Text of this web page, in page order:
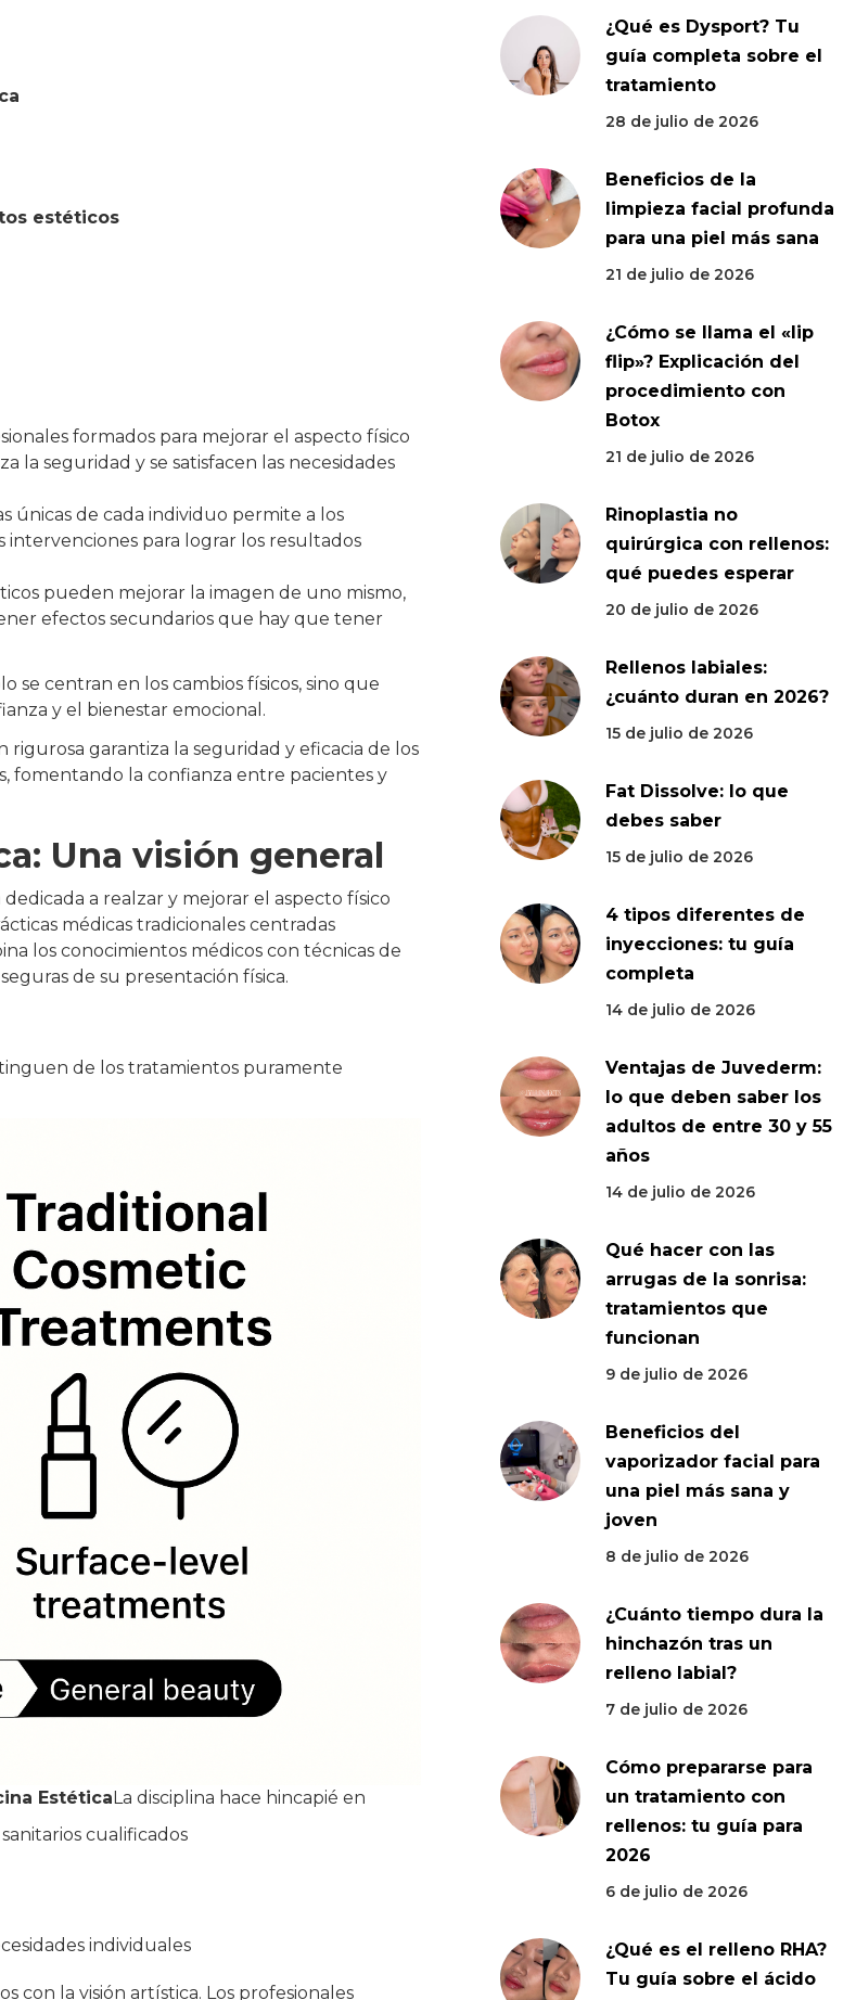
estéticos
formados para mejorar el aspecto físico
la seguridad y se satisfacen las necesidades
únicas de cada individuo permite a los
intervenciones para lograr los resultados
pueden mejorar la imagen de uno mismo,
efectos secundarios que hay que tener
se centran en los cambios físicos, sino que
y el bienestar emocional.
garantiza la seguridad y eficacia de los
fomentando la confianza entre pacientes y
Una visión general
a realzar y mejorar el aspecto físico
médicas tradicionales centradas
los conocimientos médicos con técnicas de
de su presentación física.
de los tratamientos puramente
Estética La disciplina hace hincapié en
cualificados
individuales
con la visión artística. Los profesionales
¿Qué es Dysport? Tu
guía completa sobre el
tratamiento
28 de julio de 2026
Beneficios de la
limpieza facial profunda
para una piel más sana
21 de julio de 2026
¿Cómo se llama el «lip
flip»? Explicación del
procedimiento con
Botox
21 de julio de 2026
Rinoplastia no
quirúrgica con rellenos:
qué puedes esperar
20 de julio de 2026
Rellenos labiales:
¿cuánto duran en 2026?
15 de julio de 2026
Fat Dissolve: lo que
debes saber
15 de julio de 2026
4 tipos diferentes de
inyecciones: tu guía
completa
14 de julio de 2026
Ventajas de Juvederm:
lo que deben saber los
adultos de entre 30 y 55
años
14 de julio de 2026
Qué hacer con las
arrugas de la sonrisa:
tratamientos que
funcionan
9 de julio de 2026
Beneficios del
vaporizador facial para
una piel más sana y
joven
8 de julio de 2026
¿Cuánto tiempo dura la
hinchazón tras un
relleno labial?
7 de julio de 2026
Cómo prepararse para
un tratamiento con
rellenos: tu guía para
2026
6 de julio de 2026
¿Qué es el relleno RHA?
Tu guía sobre el ácido